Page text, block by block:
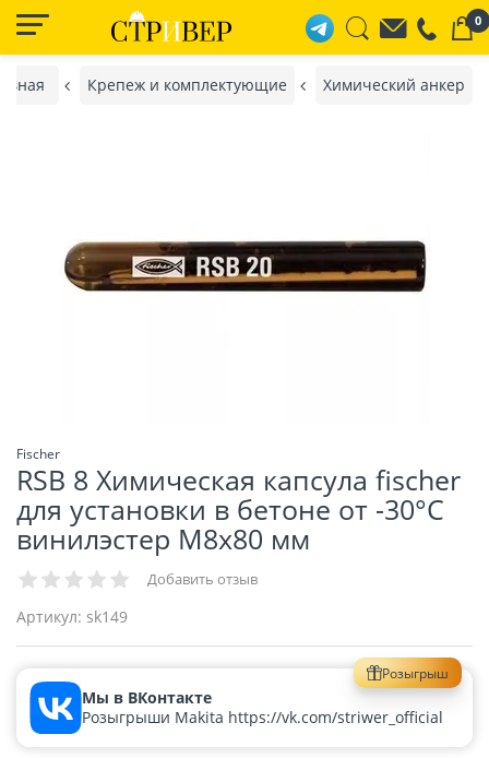
0
Крепеж и комплектующие Химический анкер
Fischer
RSB 8 Химическая капсула fischer
для установки в бетоне от -30°С
винилэстер M8x80 мм
Добавить отзыв
Артикул: sk149
Розыгрыш
Мы в ВКонтакте
Розыгрыши Makita https://vk.com/striwer_official